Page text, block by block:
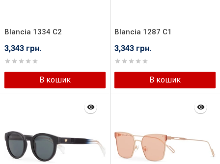
Blancia 1334 C2
3,343 грн.
В кошик
Blancia 1287 C1
3,343 грн.
В кошик